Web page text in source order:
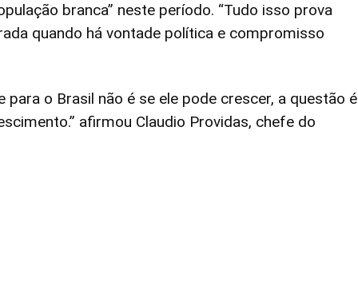
branca” neste período. “Tudo isso prova
quando há vontade política e compromisso
para o Brasil não é se ele pode crescer, a questão é
afirmou Claudio Providas, chefe do